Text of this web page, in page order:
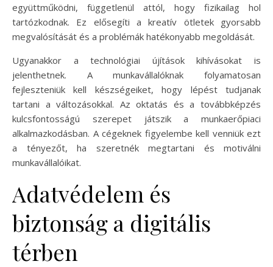
együttműködni, függetlenül attól, hogy fizikailag hol
tartózkodnak. Ez elősegíti a kreatív ötletek gyorsabb
megvalósítását és a problémák hatékonyabb megoldását.
Ugyanakkor a technológiai újítások kihívásokat is
jelenthetnek. A munkavállalóknak folyamatosan
fejleszteniük kell készségeiket, hogy lépést tudjanak
tartani a változásokkal. Az oktatás és a továbbképzés
kulcsfontosságú szerepet játszik a munkaerőpiaci
alkalmazkodásban. A cégeknek figyelembe kell venniük ezt
a tényezőt, ha szeretnék megtartani és motiválni
munkavállalóikat.
Adatvédelem és
biztonság a digitális
térben